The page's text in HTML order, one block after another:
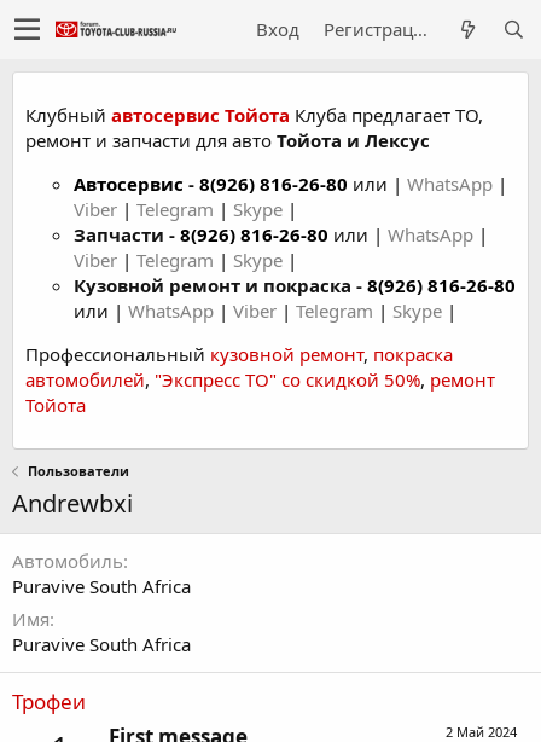
Вход Регистрация
Клубный автосервис Тойота Клуба предлагает ТО,
ремонт и запчасти для авто Тойота и Лексус
Автосервис - 8(926) 816-26-80 или | WhatsApp |
Viber | Telegram | Skype |
Запчасти - 8(926) 816-26-80 или | WhatsApp |
Viber | Telegram | Skype |
Кузовной ремонт и покраска - 8(926) 816-26-80
или | WhatsApp | Viber | Telegram | Skype |
Профессиональный кузовной ремонт, покраска
автомобилей, "Экспресс ТО" со скидкой 50%, ремонт
Тойота
Пользователи
Andrewbxi
Автомобиль
Puravive South Africa
Имя
Puravive South Africa
Трофеи
2 Май 2024